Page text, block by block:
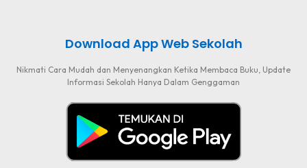
Download App Web Sekolah
Nikmati Cara Mudah dan Menyenangkan Ketika Membaca Buku, Update
Informasi Sekolah Hanya Dalam Genggaman